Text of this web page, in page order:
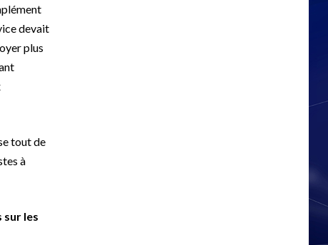
devait
plus
tout de
à
sur les